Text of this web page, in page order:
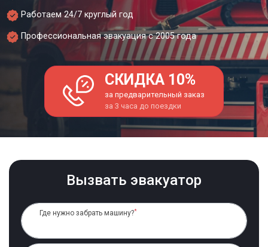
Работаем 24/7 круглый год
Профессиональная эвакуация с 2005 года
СКИДКА 10%
за предварительный заказ
за 3 часа до поездки
Вызвать эвакуатор
Где нужно забрать машину?*